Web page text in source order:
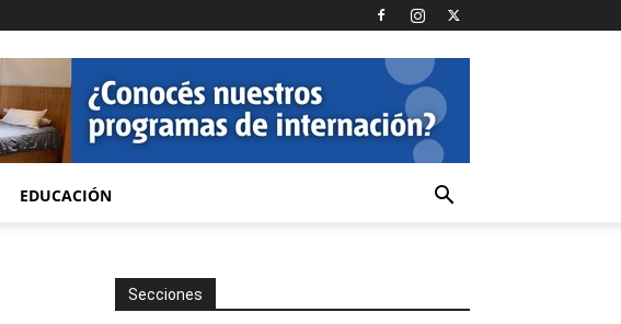
EDUCACIÓN
Secciones